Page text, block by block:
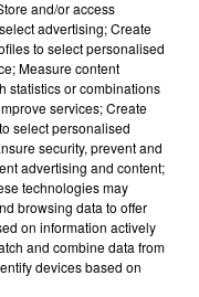
annoncé
de la Constitution
inapte à exercer
démocrates.
and/or access
advertising; Create
to select personalised
Measure content
statistics or combinations
services; Create
select personalised
security, prevent and
advertising and content;
technologies may
browsing data to offer
on information actively
and combine data from
devices based on